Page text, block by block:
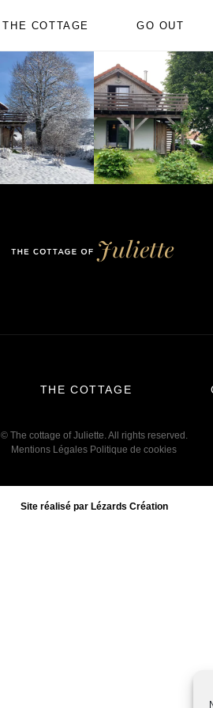
THE COTTAGE GO OUT
THE COTTAGE
© The cottage of Juliette. All rights reserved.
Mentions Légales Politique de cookies
Site réalisé par Lézards Création